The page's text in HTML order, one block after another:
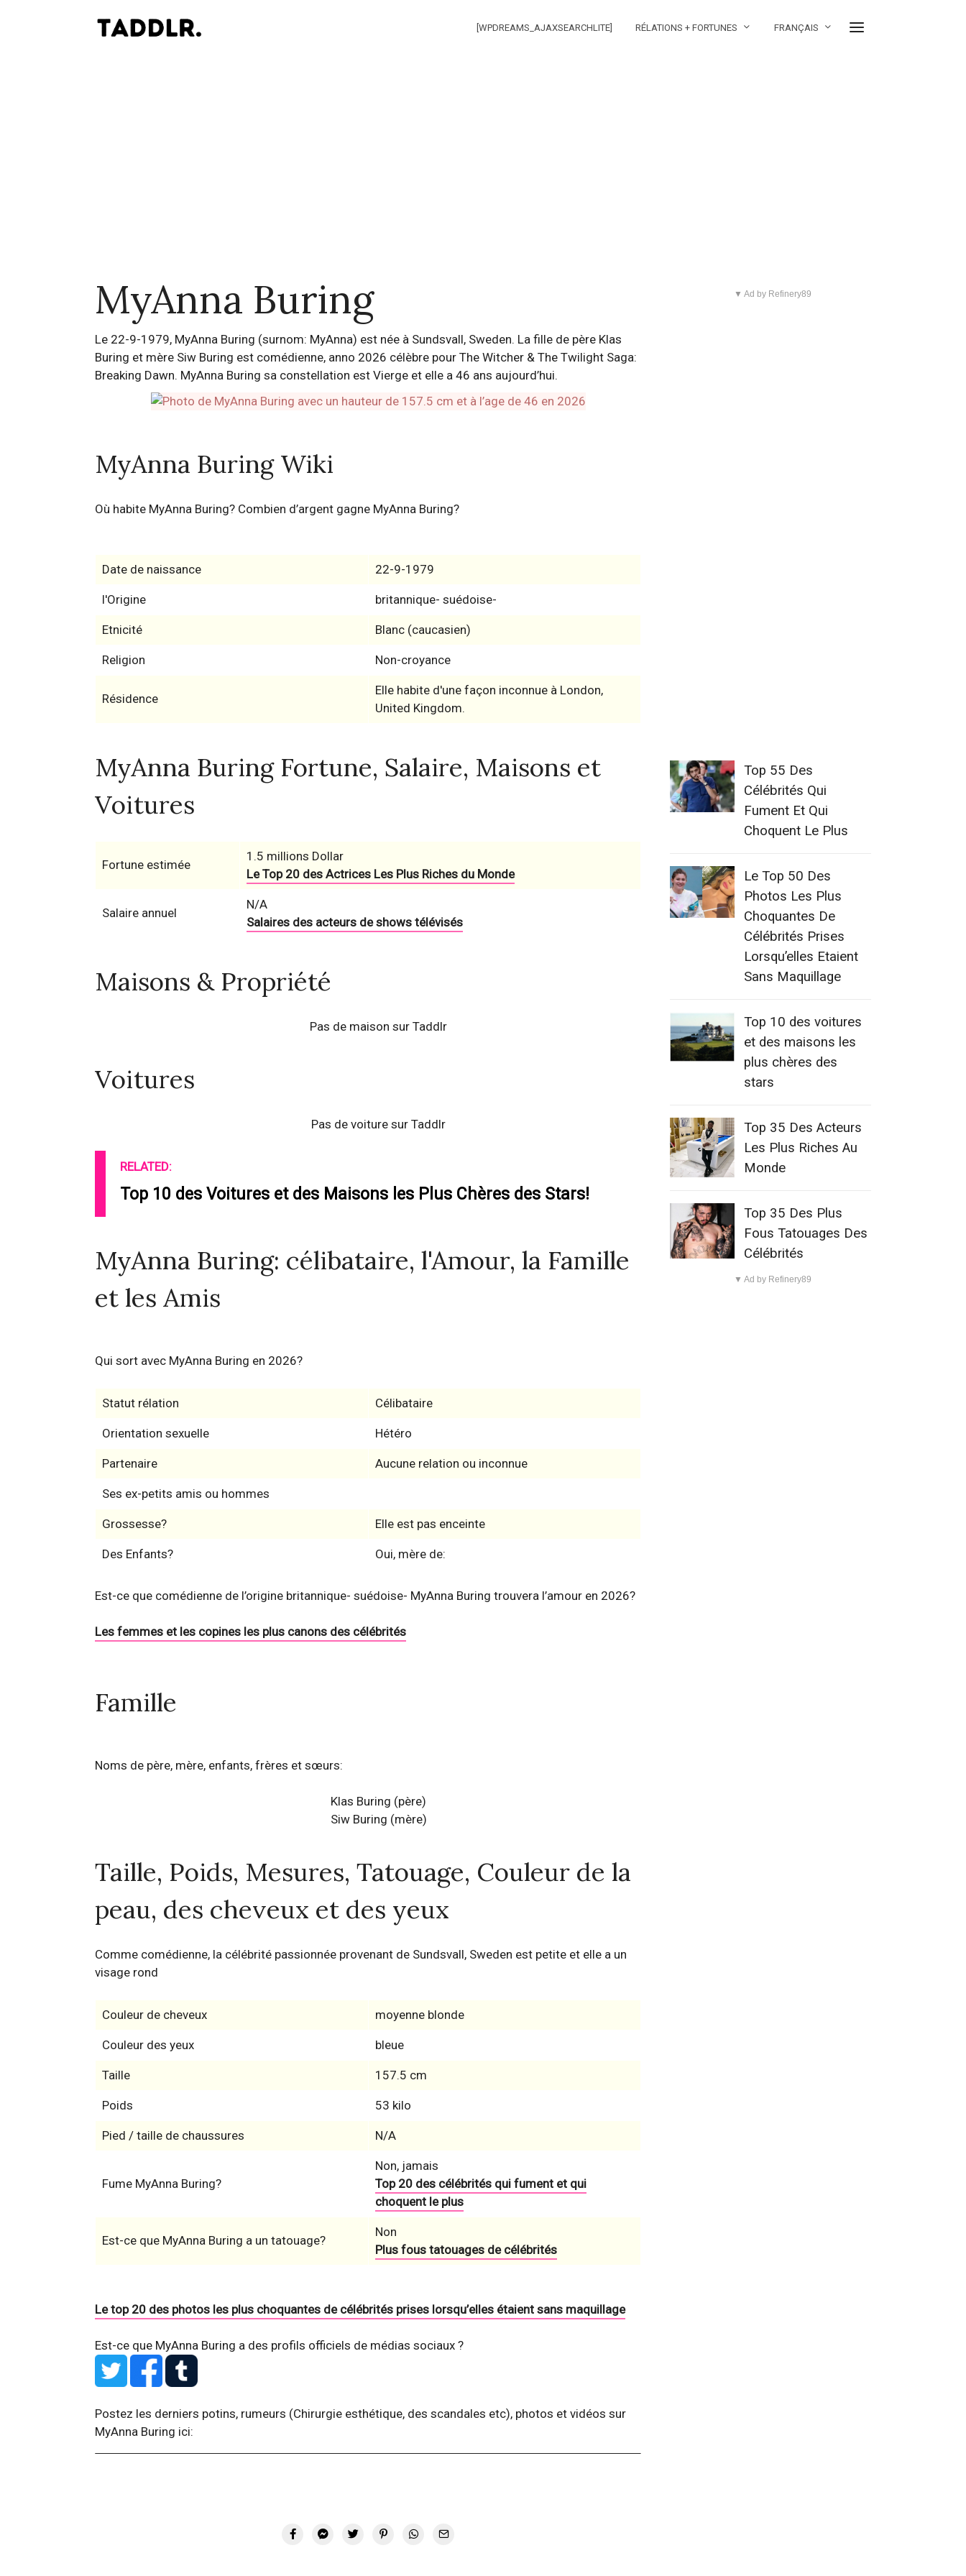
[WPDREAMS_AJAXSEARCHLITE] RÉLATIONS + FORTUNES FRANÇAIS
MyAnna Buring
Le 22-9-1979, MyAnna Buring (surnom: MyAnna) est née à Sundsvall, Sweden. La fille de père Klas
Buring et mère Siw Buring est comédienne, anno 2026 célèbre pour The Witcher & The Twilight Saga:
Breaking Dawn. MyAnna Buring sa constellation est Vierge et elle a 46 ans aujourd’hui.
MyAnna Buring Wiki
Où habite MyAnna Buring? Combien d’argent gagne MyAnna Buring?
Date de naissance 22-9-1979
l'Origine britannique- suédoise-
Etnicité Blanc (caucasien)
Religion Non-croyance
Résidence
Elle habite d'une façon inconnue à London,
United Kingdom.
MyAnna Buring Fortune, Salaire, Maisons et
Voitures
Fortune estimée
1.5 millions Dollar
Le Top 20 des Actrices Les Plus Riches du Monde
Salaire annuel
N/A
Salaires des acteurs de shows télévisés
Maisons & Propriété
Pas de maison sur Taddlr
Voitures
Pas de voiture sur Taddlr
RELATED:
Top 10 des Voitures et des Maisons les Plus Chères des Stars!
MyAnna Buring: célibataire, l'Amour, la Famille
et les Amis
Qui sort avec MyAnna Buring en 2026?
Statut rélation Célibataire
Orientation sexuelle Hétéro
Partenaire Aucune relation ou inconnue
Ses ex-petits amis ou hommes
Grossesse? Elle est pas enceinte
Des Enfants? Oui, mère de:
Est-ce que comédienne de l’origine britannique- suédoise- MyAnna Buring trouvera l’amour en 2026?
Les femmes et les copines les plus canons des célébrités
Famille
Noms de père, mère, enfants, frères et sœurs:
Klas Buring (père)
Siw Buring (mère)
Taille, Poids, Mesures, Tatouage, Couleur de la
peau, des cheveux et des yeux
Comme comédienne, la célébrité passionnée provenant de Sundsvall, Sweden est petite et elle a un
visage rond
Couleur de cheveux moyenne blonde
Couleur des yeux bleue
Taille 157.5 cm
Poids 53 kilo
Pied / taille de chaussures N/A
Fume MyAnna Buring?
Non, jamais
Top 20 des célébrités qui fument et qui
choquent le plus
Est-ce que MyAnna Buring a un tatouage?
Non
Plus fous tatouages de célébrités
Le top 20 des photos les plus choquantes de célébrités prises lorsqu’elles étaient sans maquillage
Est-ce que MyAnna Buring a des profils officiels de médias sociaux ?
Postez les derniers potins, rumeurs (Chirurgie esthétique, des scandales etc), photos et vidéos sur
MyAnna Buring ici:
▼ Ad by Refinery89
Top 55 Des
Célébrités Qui
Fument Et Qui
Choquent Le Plus
Le Top 50 Des
Photos Les Plus
Choquantes De
Célébrités Prises
Lorsqu’elles Etaient
Sans Maquillage
Top 10 des voitures
et des maisons les
plus chères des
stars
Top 35 Des Acteurs
Les Plus Riches Au
Monde
Top 35 Des Plus
Fous Tatouages Des
Célébrités
▼ Ad by Refinery89